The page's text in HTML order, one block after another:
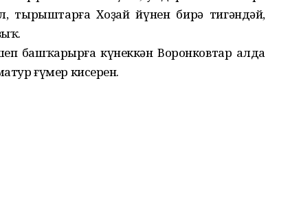
тырыштарға Хоҙай йүнен бирә тигәндәй,
башҡарырға күнеккән Воронковтар алда
ғүмер кисерһен.